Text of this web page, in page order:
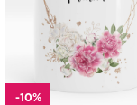
-10%